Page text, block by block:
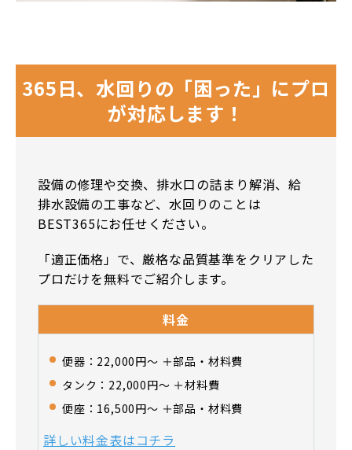
365日、水回りの「困った」にプロ
が対応します！
設備の修理や交換、排水口の詰まり解消、給
排水設備の工事など、水回りのことは
BEST365にお任せください。
「適正価格」で、厳格な品質基準をクリアした
プロだけを無料でご紹介します。
料金
便器：22,000円〜 ＋部品・材料費
タンク：22,000円〜 ＋材料費
便座：16,500円〜 ＋部品・材料費
詳しい料金表はコチラ